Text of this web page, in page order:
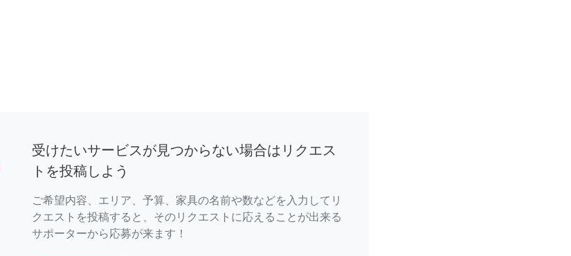
受けたいサービスが見つからない場合はリクエス
トを投稿しよう
ご希望内容、エリア、予算、家具の名前や数などを入力してリ
クエストを投稿すると、そのリクエストに応えることが出来る
サポーターから応募が来ます！